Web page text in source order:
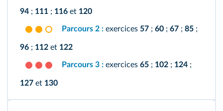
94 ; 111 ; 116 et 120
Parcours 2 : exercices 57 ; 60 ; 67 ; 85 ;
96 ; 112 et 122
Parcours 3 : exercices 65 ; 102 ; 124 ;
127 et 130